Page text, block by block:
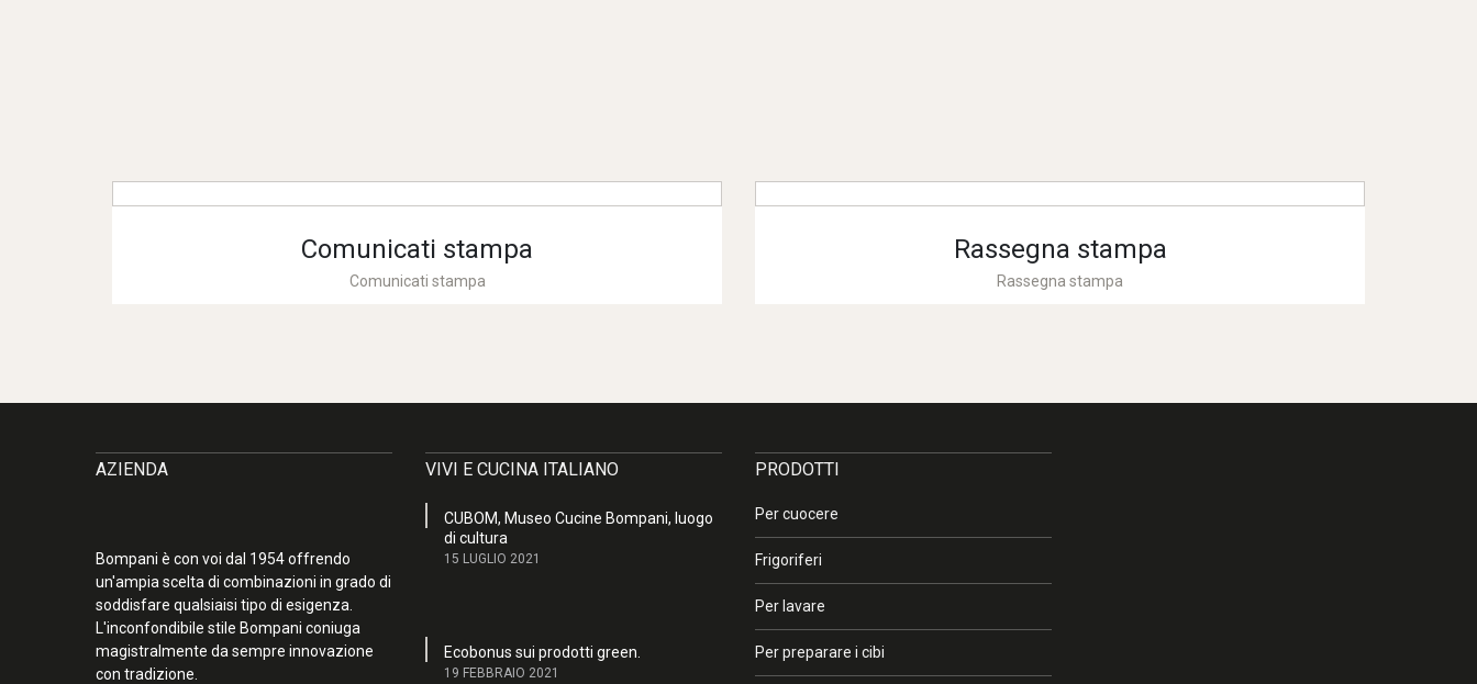
Comunicati stampa
Comunicati stampa
Rassegna stampa
Rassegna stampa
AZIENDA
Bompani è con voi dal 1954 offrendo
un'ampia scelta di combinazioni in grado di
soddisfare qualsiaisi tipo di esigenza.
L'inconfondibile stile Bompani coniuga
magistralmente da sempre innovazione
con tradizione.
VIVI E CUCINA ITALIANO
CUBOM, Museo Cucine Bompani, luogo
di cultura
15 LUGLIO 2021
Ecobonus sui prodotti green.
19 FEBBRAIO 2021
PRODOTTI
Per cuocere
Frigoriferi
Per lavare
Per preparare i cibi